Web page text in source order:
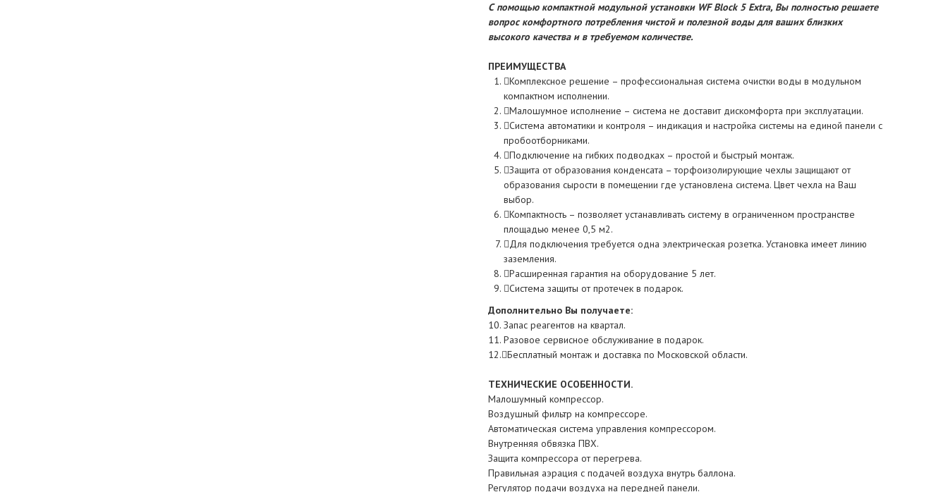
С помощью компактной модульной установки WF Block 5 Extra, Вы полностью решаете
вопрос комфортного потребления чистой и полезной воды для ваших близких
высокого качества и в требуемом количестве.
ПРЕИМУЩЕСТВА
Комплексное решение – профессиональная система очистки воды в модульном
компактном исполнении.
Малошумное исполнение – система не доставит дискомфорта при эксплуатации.
Система автоматики и контроля – индикация и настройка системы на единой панели с
пробоотборниками.
Подключение на гибких подводках – простой и быстрый монтаж.
Защита от образования конденсата – торфоизолирующие чехлы защищают от
образования сырости в помещении где установлена система. Цвет чехла на Ваш
выбор.
Компактность – позволяет устанавливать систему в ограниченном пространстве
площадью менее 0,5 м2.
Для подключения требуется одна электрическая розетка. Установка имеет линию
заземления.
Расширенная гарантия на оборудование 5 лет.
Система защиты от протечек в подарок.
Дополнительно Вы получаете:
10. Запас реагентов на квартал.
11. Разовое сервисное обслуживание в подарок.
12.Бесплатный монтаж и доставка по Московской области.
ТЕХНИЧЕСКИЕ ОСОБЕННОСТИ.
Малошумный компрессор.
Воздушный фильтр на компрессоре.
Автоматическая система управления компрессором.
Внутренняя обвязка ПВХ.
Защита компрессора от перегрева.
Правильная аэрация с подачей воздуха внутрь баллона.
Регулятор подачи воздуха на передней панели.